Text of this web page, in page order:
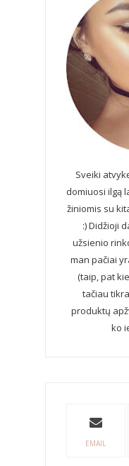
Sveiki
domiuosi ilgą
žiniomis su
:) Didžioji
užsienio
man pačiai
(taip, pat
tačiau
produktų
ko
EMAIL